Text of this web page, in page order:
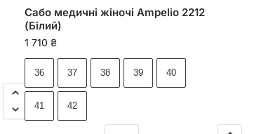
Сабо медичні жіночі Ampelio 2212
(Білий)
1 710₴
36 37 38 39 40
41 42